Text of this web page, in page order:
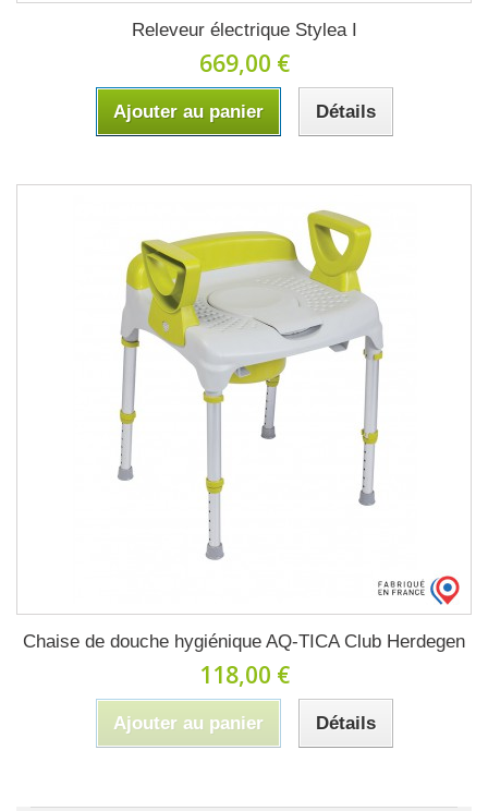
Releveur électrique Stylea I
669,00 €
Ajouter au panier Détails
Chaise de douche hygiénique AQ-TICA Club Herdegen
118,00 €
Ajouter au panier Détails